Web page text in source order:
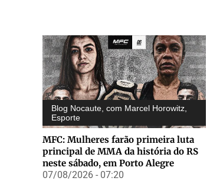
Blog Nocaute, com Marcel Horowitz
Esporte
MFC: Mulheres farão primeira luta
principal de MMA da história do RS
neste sábado, em Porto Alegre
07/08/2026 - 07:20